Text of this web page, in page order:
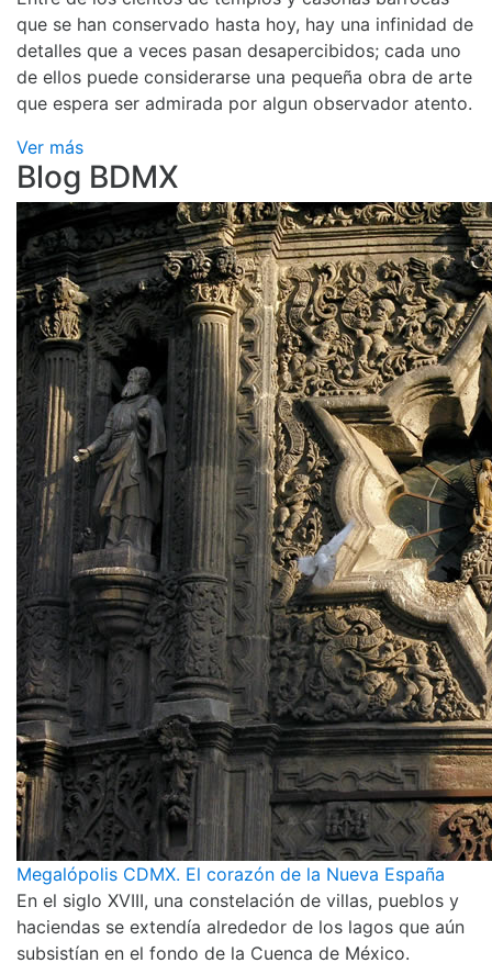
que se han conservado hasta hoy, hay una infinidad de
detalles que a veces pasan desapercibidos; cada uno
de ellos puede considerarse una pequeña obra de arte
que espera ser admirada por algun observador atento.
Ver más
Blog BDMX
Megalópolis CDMX. El corazón de la Nueva España
En el siglo XVIII, una constelación de villas, pueblos y
haciendas se extendía alrededor de los lagos que aún
subsistían en el fondo de la Cuenca de México.